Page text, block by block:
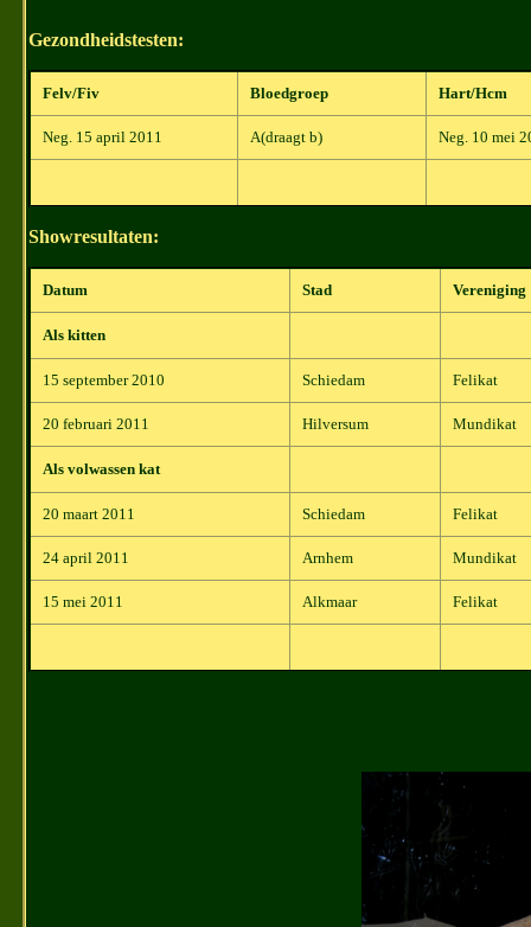
Gezondheidstesten:
Felv/Fiv Bloedgroep Hart/Hcm
Neg. 15 april 2011 A(draagt b) Neg. 10 mei
Showresultaten:
Datum Stad Vereniging
Als kitten
15 september 2010 Schiedam Felikat
20 februari 2011 Hilversum Mundikat
Als volwassen kat
20 maart 2011 Schiedam Felikat
24 april 2011 Arnhem Mundikat
15 mei 2011 Alkmaar Felikat